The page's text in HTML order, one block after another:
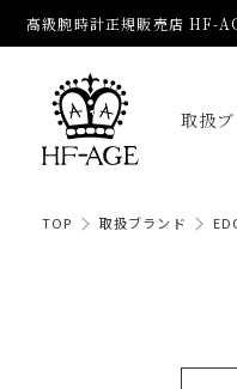
高級腕時計正規販売店 HF-
取扱
TOP 取扱ブランド